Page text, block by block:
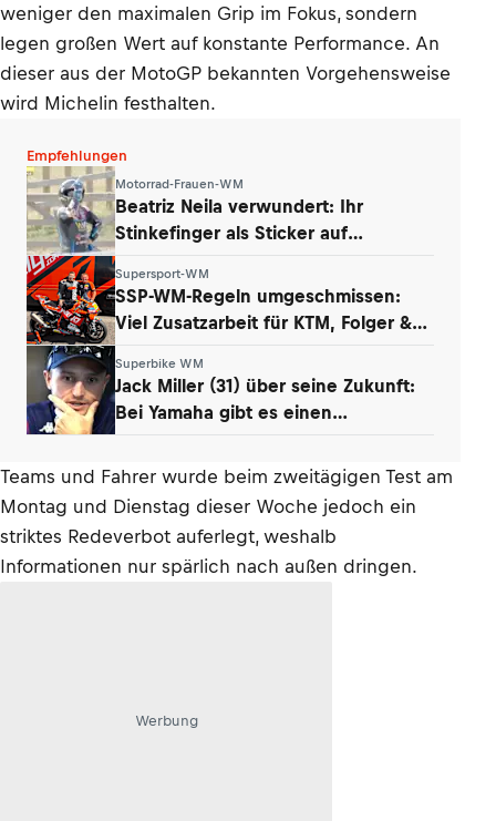
weniger den maximalen Grip im Fokus, sondern
legen großen Wert auf konstante Performance. An
dieser aus der MotoGP bekannten Vorgehensweise
wird Michelin festhalten.
Empfehlungen
Motorrad-Frauen-WM
Beatriz Neila verwundert: Ihr
Stinkefinger als Sticker auf
Supersport-WM
SSP-WM-Regeln umgeschmissen:
Viel Zusatzarbeit für KTM, Folger &
Superbike WM
Jack Miller (31) über seine Zukunft:
Bei Yamaha gibt es einen
Teams und Fahrer wurde beim zweitägigen Test am
Montag und Dienstag dieser Woche jedoch ein
striktes Redeverbot auferlegt, weshalb
Informationen nur spärlich nach außen dringen.
Werbung